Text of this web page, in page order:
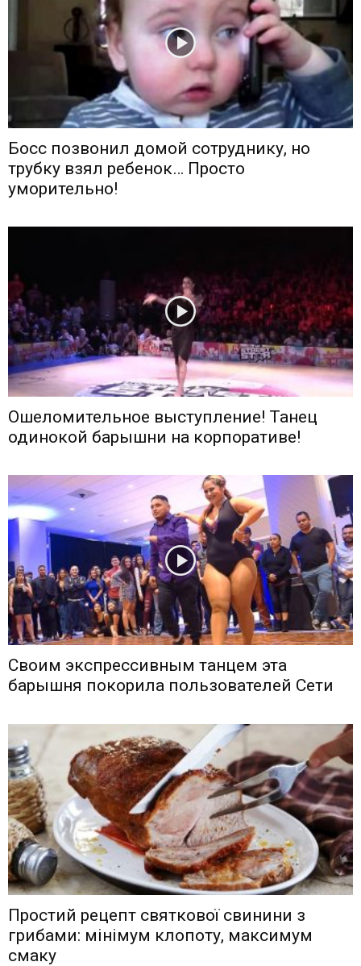
Босс позвонил домой сотруднику, но
трубку взял ребенок… Просто
уморительно!
Ошеломительное выступление! Танец
одинокой барышни на корпоративе!
Своим экспрессивным танцем эта
барышня покорила пользователей Сети
Простий рецепт святкової свинини з
грибами: мінімум клопоту, максимум
смаку